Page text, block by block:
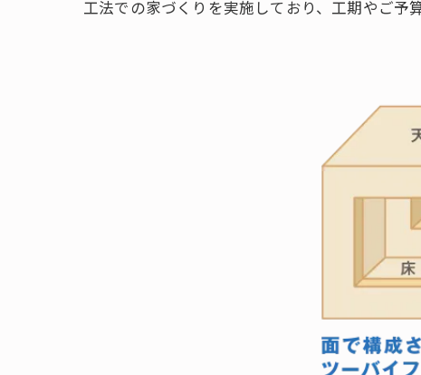
工法での家づくりを実施しており、工期やご予